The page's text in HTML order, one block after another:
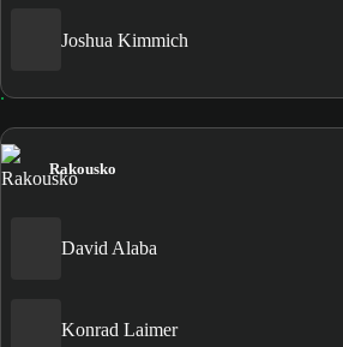
Joshua Kimmich
Rakousko
David Alaba
Konrad Laimer